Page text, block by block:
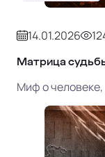
14.01.2026
Матрица
Миф о